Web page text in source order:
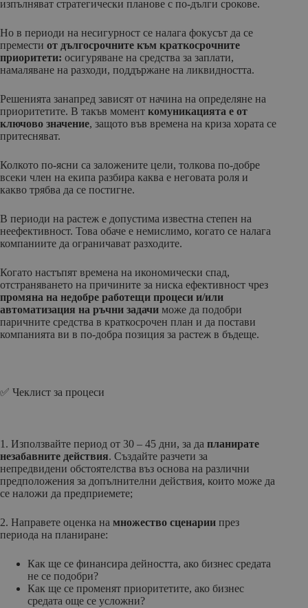
изпълняват стратегически планове с по-дълги срокове.
Но в периоди на несигурност се налага фокусът да се
премести от дългосрочните към краткосрочните
приоритети: осигуряване на средства за заплати,
намаляване на разходи, поддържане на ликвидността.
Решенията занапред зависят от начина на определяне на
приоритетите. В такъв момент комуникацията е от
ключово значение, защото във времена на криза хората се
притесняват.
Колкото по-ясни са заложените цели, толкова по-добре
всеки член на екипа разбира каква е неговата роля и
какво трябва да се постигне.
В периоди на растеж е допустима известна степен на
неефективност. Това обаче е немислимо, когато се налага
компаниите да ограничават разходите.
Когато настъпят времена на икономически спад,
отстраняването на причините за ниска ефективност чрез
промяна на недобре работещи процеси и/или
автоматизация на ръчни задачи може да подобри
паричните средства в краткосрочен план и да постави
компанията ви в по-добра позиция за растеж в бъдеще.
✅ Чеклист за процеси
1. Използвайте период от 30 – 45 дни, за да планирате
незабавните действия. Създайте разчети за
непредвидени обстоятелства въз основа на различни
предположения за допълнителни действия, които може да
се наложи да предприемете;
2. Направете оценка на множество сценарии през
периода на планиране:
Как ще се финансира дейността, ако бизнес средата
не се подобри?
Как ще се променят приоритетите, ако бизнес
средата още се усложни?